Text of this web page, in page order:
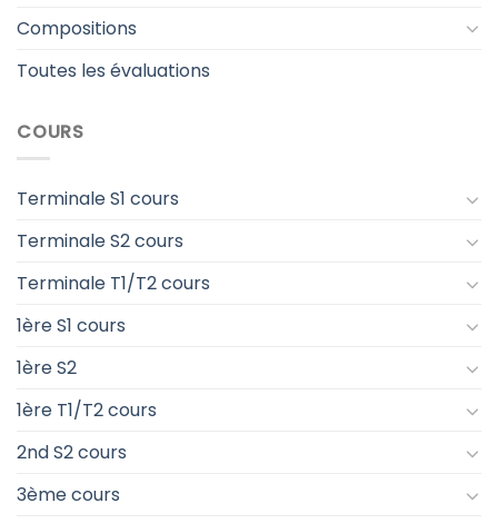
Compositions
Toutes les évaluations
COURS
Terminale S1 cours
Terminale S2 cours
Terminale T1/T2 cours
1ère S1 cours
1ère S2
1ère T1/T2 cours
2nd S2 cours
3ème cours